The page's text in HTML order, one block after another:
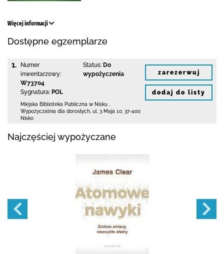
Więcej informacji
Dostępne egzemplarze
1.
Numer
inwentarzowy:
W73704
Sygnatura: POL
Status: Do
wypożyczenia
Miejska Biblioteka Publiczna w Nisku
Wypożyczalnia dla dorosłych, ul. 3 Maja 10 37-400
Nisko
zarezerwuj
dodaj do listy
Najczęściej wypożyczane